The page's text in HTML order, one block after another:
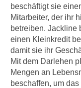
beschäftigt sie
Mitarbeiter, der ihr
betreiben. Jackline
einen Kleinkredit
damit sie ihr
Mit dem Darlehen
Mengen an
beschaffen, um